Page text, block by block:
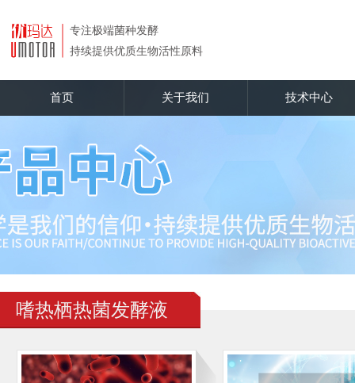
首页 关于我们 技术中心
嗜热栖热菌发酵液